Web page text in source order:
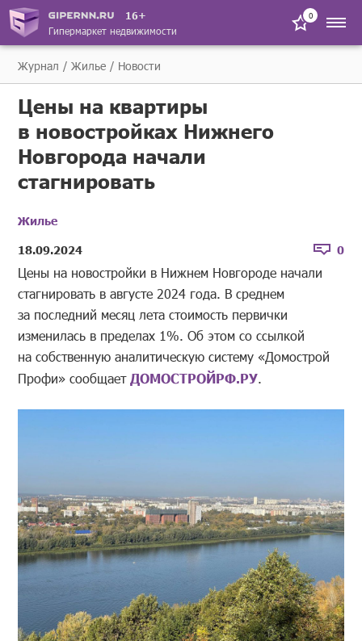
16+
Гипермаркет недвижимости
0
Журнал Жилье Новости
Цены на квартиры
в новостройках Нижнего
Новгорода начали
стагнировать
Жилье
18.09.2024
0
Цены на новостройки в Нижнем Новгороде начали
стагнировать в августе 2024 года. В среднем
за последний месяц лета стоимость первички
изменилась в пределах 1%. Об этом со ссылкой
на собственную аналитическую систему «Домострой
Профи» сообщает ДОМОСТРОЙРФ.РУ.